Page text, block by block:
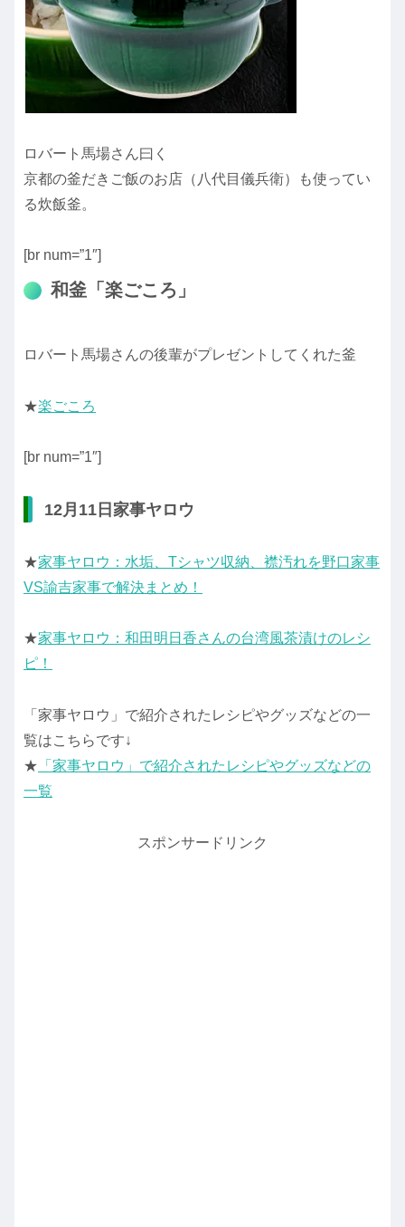
ロバート馬場さん曰く
京都の釜だきご飯のお店（八代目儀兵衛）も使ってい
る炊飯釜。
[br num=”1″]
和釜「楽ごころ」
ロバート馬場さんの後輩がプレゼントしてくれた釜
★楽ごころ
[br num=”1″]
12月11日家事ヤロウ
★家事ヤロウ：水垢、Tシャツ収納、襟汚れを野口家事
VS諭吉家事で解決まとめ！
★家事ヤロウ：和田明日香さんの台湾風茶漬けのレシ
ピ！
「家事ヤロウ」で紹介されたレシピやグッズなどの一
覧はこちらです↓
★ 「家事ヤロウ」で紹介されたレシピやグッズなどの
一覧
スポンサードリンク